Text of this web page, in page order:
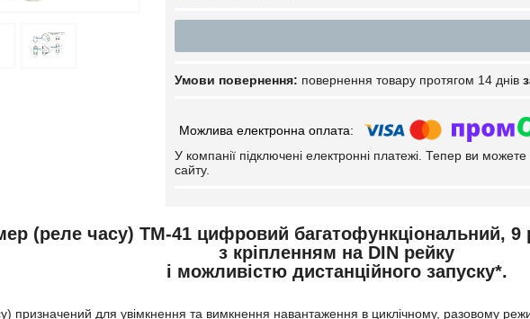
повернення товару протягом 14 днів
У компанії підключені електронні платежі. Тепер ви
сайту.
(реле часу) ТМ-41 цифровий багатофункціональний, 9
з кріпленням на DIN рейку
і можливістю дистанційного запуску*.
призначений для увімкнення та вимкнення навантаження в циклічному, разовому